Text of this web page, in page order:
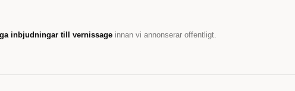
inbjudningar till vernissage innan vi annonserar offentligt.